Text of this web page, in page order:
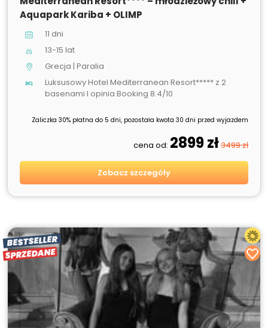
Aquapark Kariba + OLIMP
11 dni
13-15 lat
Grecja | Paralia
Luksusowy Hotel Mediterranean Resort***** z 2
basenami I opinia Booking 8.4/10
Zaliczka 30% płatna do 5 dni, pozostała kwota 30 dni przed wyjazdem
cena od: 2899 zł3499 zł
Zobacz szczegóły
BESTSELLER
SPRZEDANE